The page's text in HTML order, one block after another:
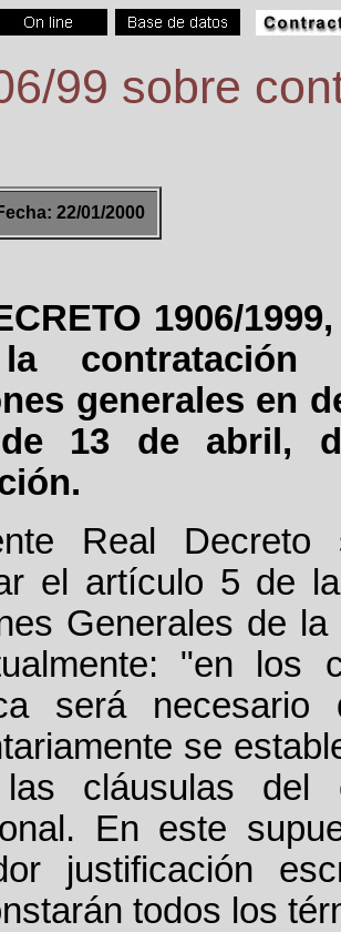
99 sobre
22/01/2000
1906/
contratación
generales en
de 13 de abril,
Real
el artículo 5 de
Generales de
"en los
será
se
cláusulas del
En este
justificación
todos los